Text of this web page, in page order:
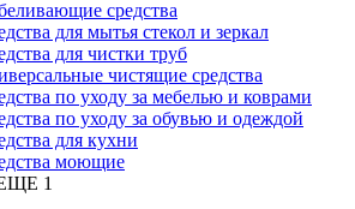
средства
для мытья стекол и зеркал
для чистки труб
чистящие средства
по уходу за мебелью и коврами
по уходу за обувью и одеждой
для кухни
моющие
1